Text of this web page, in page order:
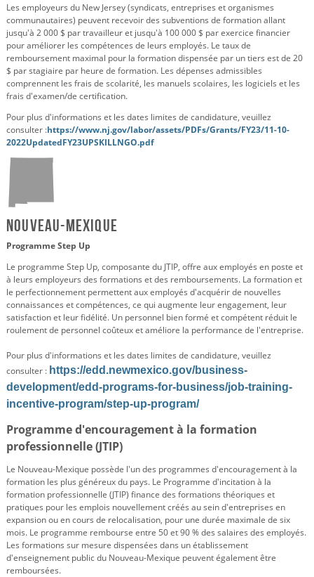
Les employeurs du New Jersey (syndicats, entreprises et organismes
communautaires) peuvent recevoir des subventions de formation allant
jusqu'à 2 000 $ par travailleur et jusqu'à 100 000 $ par exercice financier
pour améliorer les compétences de leurs employés. Le taux de
remboursement maximal pour la formation dispensée par un tiers est de 20
$ par stagiaire par heure de formation. Les dépenses admissibles
comprennent les frais de scolarité, les manuels scolaires, les logiciels et les
frais d'examen/de certification.
Pour plus d'informations et les dates limites de candidature, veuillez
consulter :https://www.nj.gov/labor/assets/PDFs/Grants/FY23/11-10-
2022UpdatedFY23UPSKILLNGO.pdf
Nouveau-Mexique
Programme Step Up
Le programme Step Up, composante du JTIP, offre aux employés en poste et
à leurs employeurs des formations et des remboursements. La formation et
le perfectionnement permettent aux employés d'acquérir de nouvelles
connaissances et compétences, ce qui augmente leur engagement, leur
satisfaction et leur fidélité. Un personnel bien formé et compétent réduit le
roulement de personnel coûteux et améliore la performance de l'entreprise.
Pour plus d'informations et les dates limites de candidature, veuillez
consulter : https://edd.newmexico.gov/business-
development/edd-programs-for-business/job-training-
incentive-program/step-up-program/
Programme d'encouragement à la formation
professionnelle (JTIP)
Le Nouveau-Mexique possède l'un des programmes d'encouragement à la
formation les plus généreux du pays. Le Programme d'incitation à la
formation professionnelle (JTIP) finance des formations théoriques et
pratiques pour les emplois nouvellement créés au sein d'entreprises en
expansion ou en cours de relocalisation, pour une durée maximale de six
mois. Le programme rembourse entre 50 et 90 % des salaires des employés.
Les formations sur mesure dispensées dans un établissement
d'enseignement public du Nouveau-Mexique peuvent également être
remboursées.